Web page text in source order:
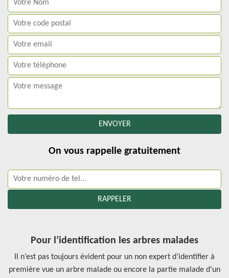
On vous rappelle gratuitement
Pour l’identification les arbres malades
Il n’est pas toujours évident pour un non expert d’identifier à
première vue un arbre malade ou encore la partie malade d’un